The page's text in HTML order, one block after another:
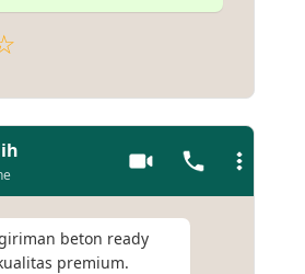
beton ready
premium.